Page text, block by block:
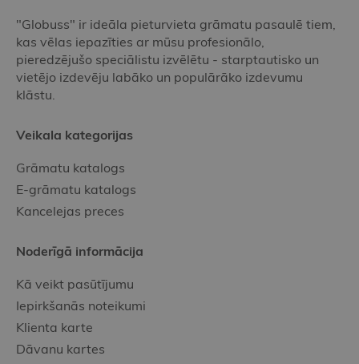
"Globuss" ir ideāla pieturvieta grāmatu pasaulē tiem,
kas vēlas iepazīties ar mūsu profesionālo,
pieredzējušo speciālistu izvēlētu - starptautisko un
vietējo izdevēju labāko un populārāko izdevumu
klāstu.
Veikala kategorijas
Grāmatu katalogs
E-grāmatu katalogs
Kancelejas preces
Noderīgā informācija
Kā veikt pasūtījumu
Iepirkšanās noteikumi
Klienta karte
Dāvanu kartes